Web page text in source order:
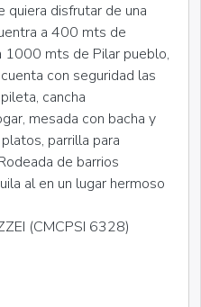
quiera disfrutar de una
a 400 mts de
1000 mts de Pilar pueblo,
con seguridad las
cancha
mesada con bacha y
parrilla para
de barrios
al en un lugar hermoso
(CMCPSI 6328)